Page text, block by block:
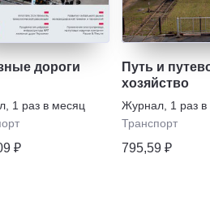
дороги
1 раз в месяц
₽
Путь и
хозяйство
Журнал 1 раз
Транспорт
795,59 ₽